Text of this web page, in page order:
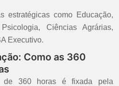
estratégicas como Educação,
Ciências Agrárias,
Executivo.
Como as 360
de 360 horas é fixada pela